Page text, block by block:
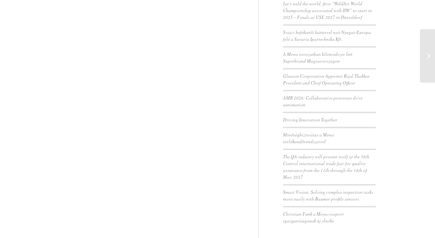
Let’s weld the world: first “WeldArt World
Championship associated with IIW” to start in
2025 – Finals at USE 2027 in Düsseldorf
Svájci befektetői háttérrel nyit Nyugat-Európa
felé a Savaria Ipartechnika Kft.
A Mewa sorozatban kilencedszer lett
Superbrand Magyarországon
Gleason Corporation Appoints Bijal Thakkar
President and Chief Operating Officer
AMB 2026: Collaborative processes drive
automation
Driving Innovation Together
Minőségbiztosítás a Mewa
törlőkendőrendszerrel
The QA industry will present itself at the 38th
Control international trade fair for quality
assurance from the 11th through the 14th of
May, 2027
Smart Vision: Solving complex inspection tasks
more easily with Baumer profile sensors
Christian Funk a Mewa-csoport
igazgatóságának új elnöke